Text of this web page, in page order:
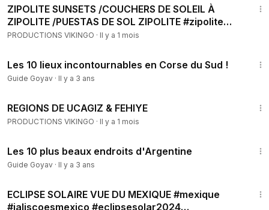
ZIPOLITE SUNSETS /COUCHERS DE SOLEIL À
ZIPOLITE /PUESTAS DE SOL ZIPOLITE #zipolite
#sunset #oaxaca
PRODUCTIONS VIKINGO · Il y a 1 mois
Les 10 lieux incontournables en Corse du Sud !
Guide Goyav · Il y a 3 ans
REGIONS DE UCAGIZ & FEHIYE
PRODUCTIONS VIKINGO · Il y a 1 mois
Les 10 plus beaux endroits d'Argentine
Guide Goyav · Il y a 3 ans
ECLIPSE SOLAIRE VUE DU MEXIQUE #mexique
#jaliscoesmexico #eclipsesolar2024